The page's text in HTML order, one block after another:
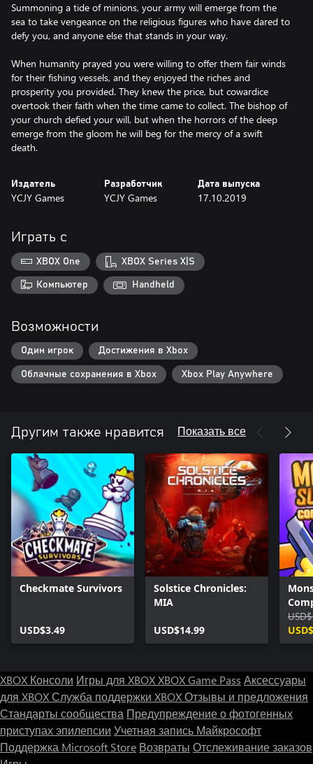
Summoning a tide of minions, your army will emerge from the
sea to take vengeance on the religious figures who have dared to
defy you, and anyone else that stands in your way.
When humanity prayed you were willing to offer them fair winds
for their fishing vessels, and they enjoyed the riches and
prosperity you provided. They knew the price, but cowardice
overtook their faith when the time came to collect. The bishop of
your church defied your will, but when the horrors of the deep
emerge from the gloom he will beg for the mercy of a swift
death.
Издатель
YCJY Games
Разработчик
YCJY Games
Дата выпуска
17.10.2019
Играть с
XBOX One XBOX Series X|S
Компьютер Handheld
Возможности
Один игрок Достижения в Xbox
Облачные сохранения в Xbox Xbox Play Anywhere
Другим также нравится Показать все
Checkmate Survivors
USD$3.49
Solstice Chronicles:
MIA
USD$14.99
XBOX Консоли Игры для XBOXXBOX Game Pass Аксессуары
для XBOXСлужба поддержки XBOXОтзывы и предложения
Стандарты сообщества Предупреждение о фотогенных
приступах эпилепсии Учетная запись Майкрософт
Поддержка Microsoft Store Возвраты Отслеживание заказов